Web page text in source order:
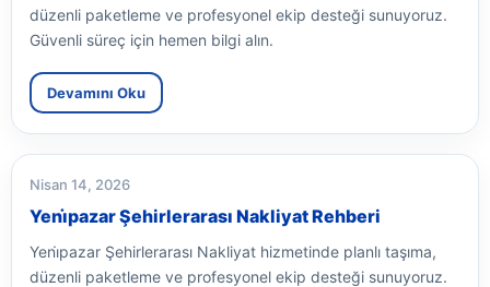
düzenli paketleme ve profesyonel ekip desteği sunuyoruz.
Güvenli süreç için hemen bilgi alın.
Devamını Oku
Nisan 14, 2026
Yeni̇pazar Şehirlerarası Nakliyat Rehberi
Yeni̇pazar Şehirlerarası Nakliyat hizmetinde planlı taşıma,
düzenli paketleme ve profesyonel ekip desteği sunuyoruz.